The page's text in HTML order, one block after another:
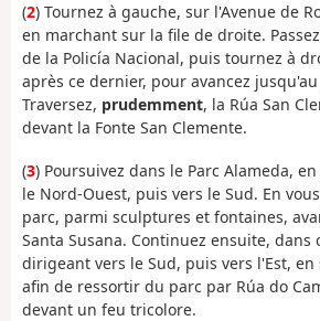
(2) Tournez à gauche, sur l'Avenue de
en marchant sur la file de droite.
de la Policía Nacional, puis tournez à
après ce dernier, pour avancez
Traversez, prudemment, la Rúa San
devant la Fonte San Clemente.
(3) Poursuivez dans le Parc Alameda,
le Nord-Ouest, puis vers le Sud. En
parc, parmi sculptures et fontaines,
Santa Susana. Continuez ensuite, dans
dirigeant vers le Sud, puis vers l'Est, en
afin de ressortir du parc par Rúa do
devant un feu tricolore.